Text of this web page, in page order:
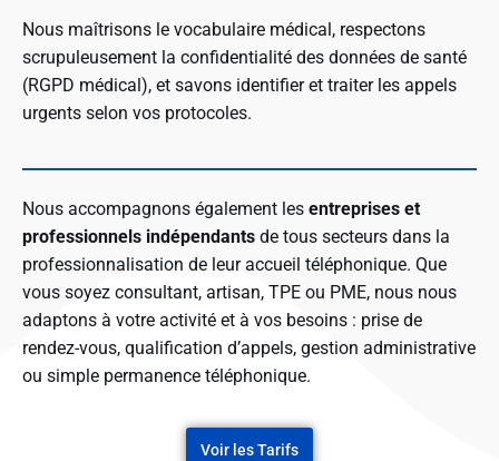
Nous maîtrisons le vocabulaire médical, respectons
scrupuleusement la confidentialité des données de santé
(RGPD médical), et savons identifier et traiter les appels
urgents selon vos protocoles.
Nous accompagnons également les entreprises et
professionnels indépendants de tous secteurs dans la
professionnalisation de leur accueil téléphonique. Que
vous soyez consultant, artisan, TPE ou PME, nous nous
adaptons à votre activité et à vos besoins : prise de
rendez-vous, qualification d’appels, gestion administrative
ou simple permanence téléphonique.
Voir les Tarifs